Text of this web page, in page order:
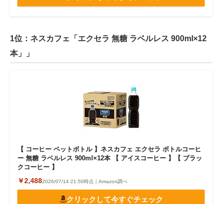
1位：ネスカフェ「エクセラ 無糖 ラベルレス 900ml×12
本」」
【 コーヒー ペットボトル 】ネスカフェ エクセラ ボトルコーヒ
ー 無糖 ラベルレス 900ml×12本 【 アイスコーヒー 】【 ブラッ
クコーヒー 】
￥2,4882026/07/14 21:50時点｜Amazon調べ
クリックして今すぐチェック